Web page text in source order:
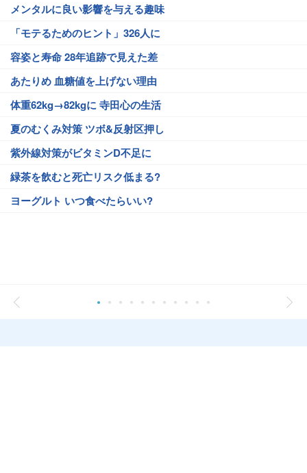
メンタルに良い影響を与える趣味
「モテるためのヒント」326人に
容姿と寿命 28年追跡で見えた差
あたりめ 血糖値を上げない理由
体重62kg→82kgに 寺田心の生活
夏のむくみ対策 ツボ&反射区押し
紫外線対策がビタミンD不足に
緑茶を飲むと死亡リスク低まる?
ヨーグルト いつ食べたらいい?